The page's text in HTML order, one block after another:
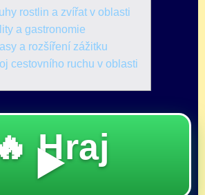
rostlin a zvířat v oblasti
a gastronomie
a rozšíření zážitku
cestovního ruchu v oblasti
Hraj
▶️